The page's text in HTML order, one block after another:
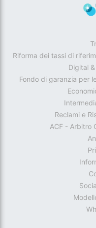
Riforma dei tassi di
Digital
Fondo di garanzia per
Reclami e
ACF - Arbitro